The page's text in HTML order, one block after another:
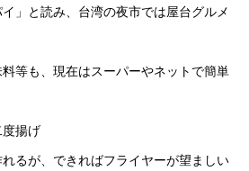
」と読み、台湾の夜市では屋台グルメ
料等も、現在はスーパーやネットで簡単
度揚げ
れるが、できればフライヤーが望ましい